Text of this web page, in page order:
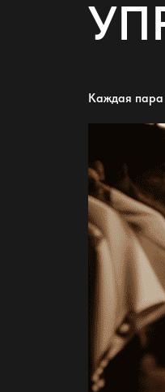
Каждая пара